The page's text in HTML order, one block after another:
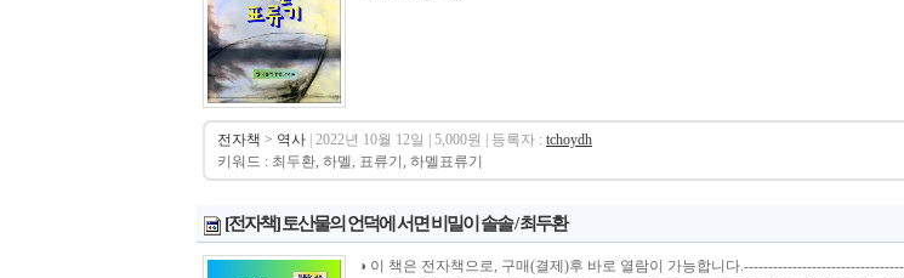
전자책 > 역사 | 2022년 10월 12일 | 5,000원 | 등록자 : tchoydh
키워드 : 최두환, 하멜, 표류기, 하멜표류기
[전자책] 토산물의 언덕에 서면 비밀이 솔솔 / 최두환
◑ 이 책은 전자책으로, 구매(결제)후 바로 열람이 가능합니다